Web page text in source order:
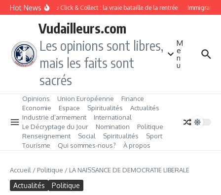
Aller au contenu
Hot NewsDrive ou Click & Collect : la vraie bataille de la rentrée Immigration
Vudailleurs.com
Les opinions sont libres,
mais les faits sont
sacrés
M
e
n
u
Opinions Union Européenne
Finance
Economie
Espace Spiritualités
Actualités
Industrie d’armement
International
Le Décryptage du Jour
Nomination
Politique
Renseignement
Social Spiritualités
Sport
Tourisme
Qui sommes‑nous? À propos
Accueil / Politique / LA NAISSANCE DE DEMOCRATIE LIBERALE
Actualités Politique